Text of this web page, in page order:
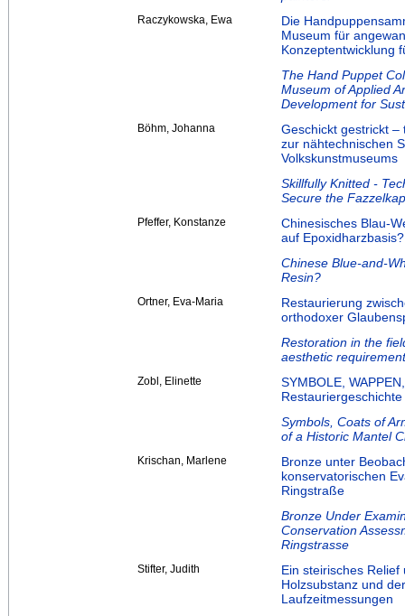
Raczykowska, Ewa
Die
Museum für
Konzeptentwicklung
The Hand Puppet
Museum of Applied
Development for
Böhm, Johanna
Geschickt gestrickt –
zur nähtechnischen
Volkskunstmuseums
Skillfully Knitted -
Secure the
Pfeffer, Konstanze
Chinesisches Blau-
auf Epoxidharzbasis?
Chinese Blue-and-
Resin?
Ortner, Eva-Maria
Restaurierung
orthodoxer
Restoration in the
aesthetic
Zobl, Elinette
SYMBOLE,
Symbols, Coats of
of a Historic Mantel
Krischan, Marlene
Bronze unter
konservatorischen
Ringstraße
Bronze Under
Conservation
Ringstrasse
Stifter, Judith
Ein steirisches
Holzsubstanz und
Laufzeitmessungen